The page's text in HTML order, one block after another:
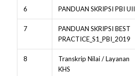
6 PANDUAN SKRIPSI PBI UII
7
PANDUAN SKRIPSI BEST
PRACTICE_S1_PBI_2019
8
Transkrip Nilai / Layanan
KHS